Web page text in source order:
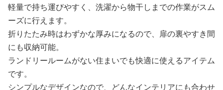
軽量で持ち運びやすく、洗濯から物干しまでの作業がスム
ーズに行えます。
折りたたみ時はわずかな厚みになるので、扉の裏やすき間
にも収納可能。
ランドリールームがない住まいでも快適に使えるアイテム
です。
シンプルなデザインなので、どんなインテリアにも合わせ